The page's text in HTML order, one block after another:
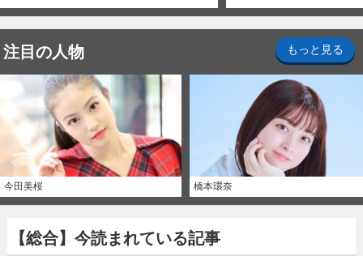
注目の人物 もっと見る
今田美桜 橋本環奈
【総合】今読まれている記事